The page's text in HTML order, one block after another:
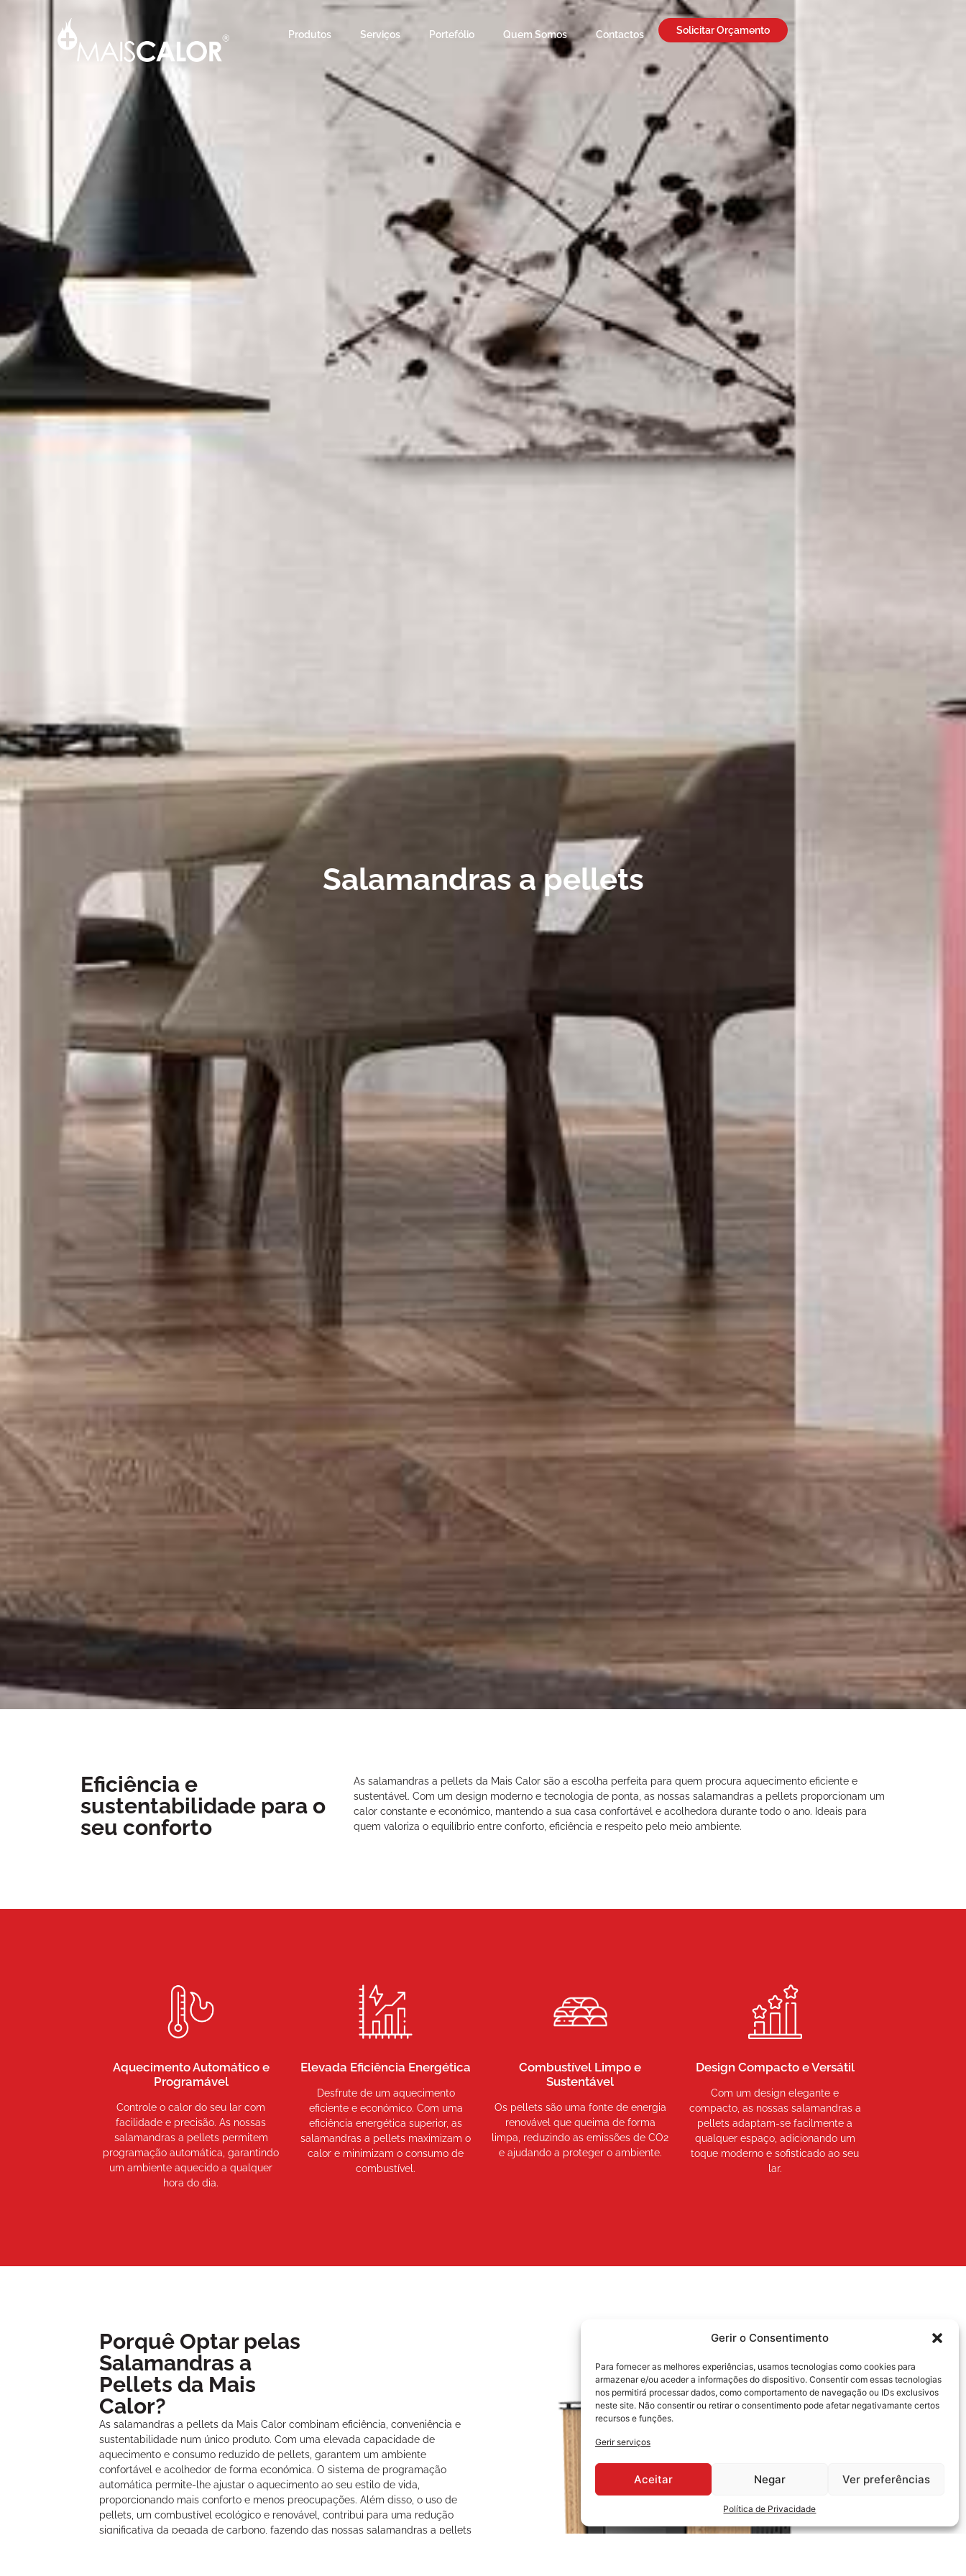
Gerir o Consentimento
Para fornecer as melhores experiências, usamos tecnologias como cookies para
armazenar e/ou aceder a informações do dispositivo. Consentir com essas tecnologias
nos permitirá processar dados, como comportamento de navegação ou IDs exclusivos
neste site. Não consentir ou retirar o consentimento pode afetar negativamante certos
recursos e funções.
Gerir serviços
Aceitar Negar Ver preferências
Política de Privacidade
Produtos Serviços Portefólio Quem Somos Contactos Solicitar Orçamento
Salamandras a pellets
Eficiência e
sustentabilidade para o
seu conforto
As salamandras a pellets da Mais Calor são a escolha perfeita para quem procura aquecimento eficiente e
sustentável. Com um design moderno e tecnologia de ponta, as nossas salamandras a pellets proporcionam um
calor constante e económico, mantendo a sua casa confortável e acolhedora durante todo o ano. Ideais para
quem valoriza o equilíbrio entre conforto, eficiência e respeito pelo meio ambiente.
Aquecimento Automático e
Programável
Controle o calor do seu lar com
facilidade e precisão. As nossas
salamandras a pellets permitem
programação automática, garantindo
um ambiente aquecido a qualquer
hora do dia.
Elevada Eficiência Energética
Desfrute de um aquecimento
eficiente e económico. Com uma
eficiência energética superior, as
salamandras a pellets maximizam o
calor e minimizam o consumo de
combustível.
Combustível Limpo e
Sustentável
Os pellets são uma fonte de energia
renovável que queima de forma
limpa, reduzindo as emissões de CO2
e ajudando a proteger o ambiente.
Design Compacto e Versátil
Com um design elegante e
compacto, as nossas salamandras a
pellets adaptam-se facilmente a
qualquer espaço, adicionando um
toque moderno e sofisticado ao seu
lar.
Porquê Optar pelas
Salamandras a
Pellets da Mais
Calor?
As salamandras a pellets da Mais Calor combinam eficiência, conveniência e
sustentabilidade num único produto. Com uma elevada capacidade de
aquecimento e consumo reduzido de pellets, garantem um ambiente
confortável e acolhedor de forma económica. O sistema de programação
automática permite-lhe ajustar o aquecimento ao seu estilo de vida,
proporcionando mais conforto e menos preocupações. Além disso, o uso de
pellets, um combustível ecológico e renovável, contribui para uma redução
significativa da pegada de carbono, fazendo das nossas salamandras a pellets